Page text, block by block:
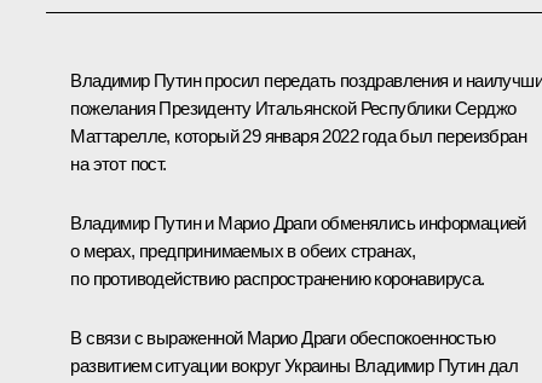
Владимир Путин просил передать поздравления и
пожелания Президенту Итальянской РеспубликиСерджо
Маттарелле, который 29 января 2022 года был переизбран
на этот пост.
Владимир Путин и Марио Драгиобменялись информацией
о мерах, предпринимаемых в обеих странах,
по противодействию распространению коронавируса.
В связи с выраженной Марио Драги обеспокоенностью
развитием ситуации вокруг Украины Владимир Путин дал